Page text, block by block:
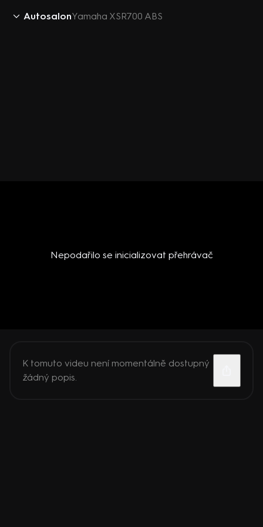
AutosalonYamaha XSR700 ABS
Nepodařilo se inicializovat přehrávač
K tomuto videu není momentálně dostupný
žádný popis.